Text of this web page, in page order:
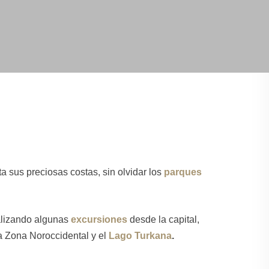
sus preciosas costas, sin olvidar los parques
algunas excursiones desde la capital,
Zona Noroccidental y el Lago Turkana.